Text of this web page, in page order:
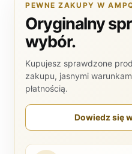
PEWNE ZAKUPY W
Oryginalny
wybór.
Kupujesz sprawdzone
zakupu, jasnymi
płatnością.
Dowiedz się